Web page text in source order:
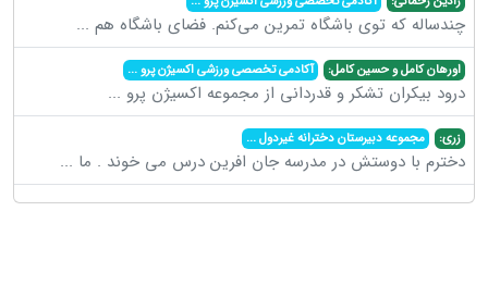
چندساله که توی باشگاه تمرین می‌کنم. فضای باشگاه هم ...
اورهان کامل و حسین کامل: آکادمی تخصصی ورزشی اکسیژن پرو...
درود بیکران تشکر و قدردانی از مجموعه اکسیژن پرو ...
زری: مجموعه دبیرستان دخترانه غیردول...
دخترم با دوستش در مدرسه جان افرین درس می خوند . ما ...